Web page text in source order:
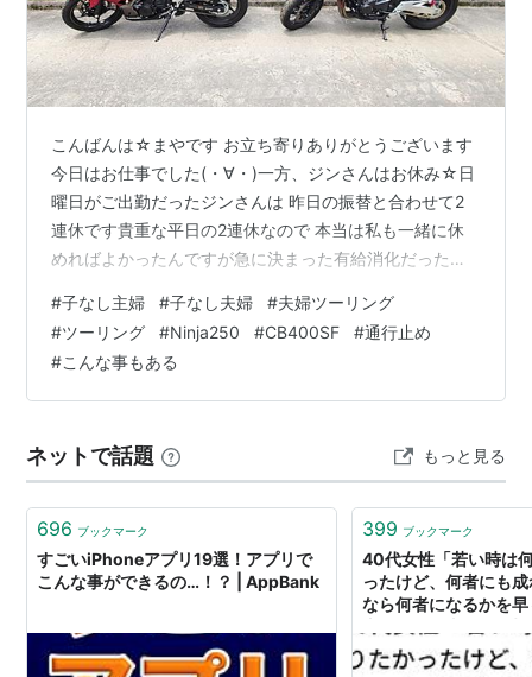
こんばんは☆まやです お立ち寄りありがとうございます
今日はお仕事でした(・∀・)一方、ジンさんはお休み☆日
曜日がご出勤だったジンさんは 昨日の振替と合わせて2
連休です貴重な平日の2連休なので 本当は私も一緒に休
めればよかったんですが急に決まった有給消化だったの
間に ジンさんには部屋の掃除機掛けをお願いしました!!
さて、昨日ですが 昨日は一緒のお休みだったので 一昨日
の宣言通りツーリングに行って来ました!!でも、予定して
たよりも ずっと短いツーリングコースです ジンさん、振
いとい…
#子なし主婦 #子なし夫婦 #夫婦ツーリング
#ツーリング #Ninja250 #CB400SF #通行止め
#こんな事もある
ネットで話題 もっと見る
696 ブックマーク
すごいiPhoneアプリ19選！アプリで
こんな事ができるの…！？ | AppBank
399 ブックマーク
40代女性「若い時は
ったけど、何者にも
なら何者になるかを
た…」